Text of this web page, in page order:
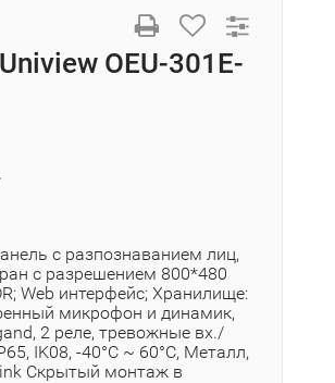
OEU-301E-
с разпознаванием лиц,
с разрешением 800*480
Web интерфейс; Хранилище:
микрофон и динамик,
2 реле, тревожные вх./
IK08, -40°C ~ 60°C, Металл,
Скрытый монтаж в